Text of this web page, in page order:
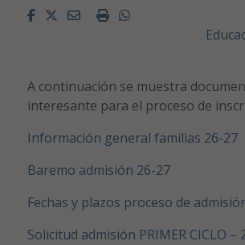
FacebookTwitterEmailImprimirWhatsapp
A continuación se muestra
interesante para el proceso de
Información general familias 26-27
Baremo admisión 26-27
Fechas y plazos proceso de
Solicitud admisión PRIMER CICLO –